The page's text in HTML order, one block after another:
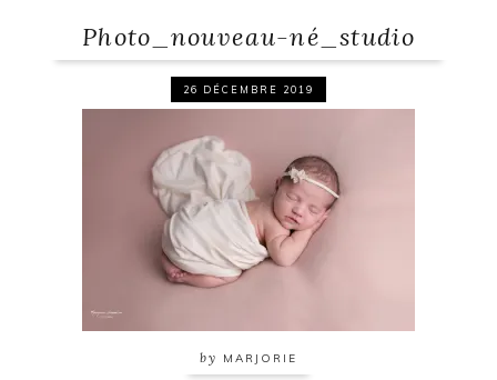
Photo_nouveau-né_studio
26 DÉCEMBRE 2019
by MARJORIE